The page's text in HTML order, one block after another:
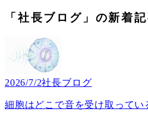
「社長ブログ」の新着
2026/7/2社長ブログ
細胞はどこで音を受け取ってい